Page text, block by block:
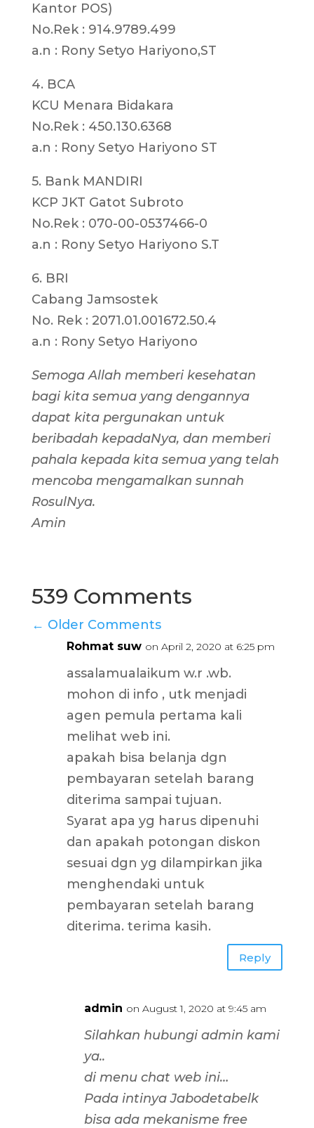
Kantor POS)
No.Rek : 914.9789.499
a.n : Rony Setyo Hariyono,ST
4. BCA
KCU Menara Bidakara
No.Rek : 450.130.6368
a.n : Rony Setyo Hariyono ST
5. Bank MANDIRI
KCP JKT Gatot Subroto
No.Rek : 070-00-0537466-0
a.n : Rony Setyo Hariyono S.T
6. BRI
Cabang Jamsostek
No. Rek : 2071.01.001672.50.4
a.n : Rony Setyo Hariyono
Semoga Allah memberi kesehatan
bagi kita semua yang dengannya
dapat kita pergunakan untuk
beribadah kepadaNya, dan memberi
pahala kepada kita semua yang telah
mencoba mengamalkan sunnah
RosulNya.
Amin
539 Comments
← Older Comments
Rohmat suw on April 2, 2020 at 6:25 pm
assalamualaikum w.r .wb.
mohon di info , utk menjadi
agen pemula pertama kali
melihat web ini.
apakah bisa belanja dgn
pembayaran setelah barang
diterima sampai tujuan.
Syarat apa yg harus dipenuhi
dan apakah potongan diskon
sesuai dgn yg dilampirkan jika
menghendaki untuk
pembayaran setelah barang
diterima. terima kasih.
Reply
admin on August 1, 2020 at 9:45 am
Silahkan hubungi admin kami
ya..
di menu chat web ini…
Pada intinya Jabodetabelk
bisa ada mekanisme free